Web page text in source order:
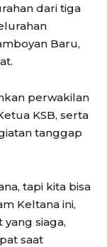
dari tiga
Baru,
perwakilan
KSB, serta
tanggap
tapi kita bisa
Keltana ini,
siaga,
saat